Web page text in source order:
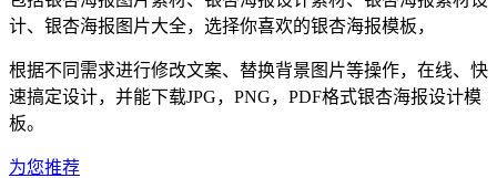
计、 银杏海报 图片大全，选择你喜欢的银杏海报模板，
根据不同需求进行修改文案、替换背景图片等操作，在线、快
速搞定设计，并能下载JPG，PNG，PDF格式银杏海报设计模
板。
为您推荐